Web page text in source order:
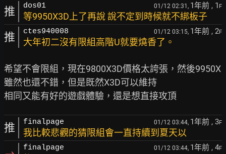
推 dos01 01/12 02:31, 1年前 , 1 F
等9950X3D上了再說 說不定到時候就不綁板子
推 ctes940008 01/12 03:15, 1年前 , 2F
大年初二沒有限組高階U就要燒香了。
希望不會限組，現在9800X3D價格太誇張，然後9950X
雖然也還不錯，但是既然X3D可以維持
推 finalpage 01/12 03:44, 1年前 , 3F
我比較悲觀的猜限組會一直持續到夏天以
finalpage 01/12 03:44, 1年前 , 4F